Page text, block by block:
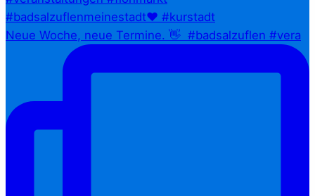
Neue Woche, neue Termine. 👋⁠ ⁠ #badsalzuflen #vera